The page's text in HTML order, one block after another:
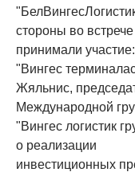
стороны во встрече
принимали
"Вингес
Жяльнис,
Международной
"Вингес логистик
о реализации
инвестиционных